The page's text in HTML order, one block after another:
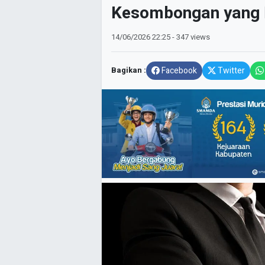
Kesombongan
14/06/202622:25- 347 views
Bagikan : Facebook Twitter